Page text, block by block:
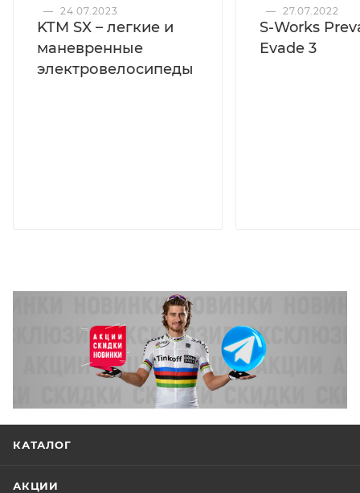
— 24.07.2023
KTM SX – легкие и
маневренные
электровелосипеды
— 27.07.2022
S-Works
Evade 3
КАТАЛОГ
АКЦИИ